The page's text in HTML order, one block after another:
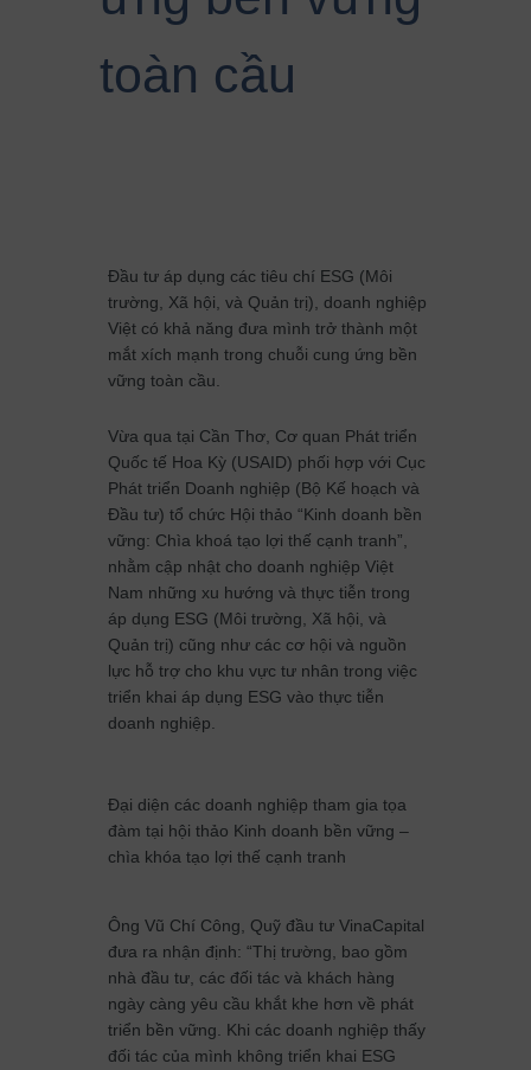
toàn cầu
Đầu tư áp dụng các tiêu chí ESG (Môi
trường, Xã hội, và Quản trị), doanh nghiệp
Việt có khả năng đưa mình trở thành một
mắt xích mạnh trong chuỗi cung ứng bền
vững toàn cầu.
Vừa qua tại Cần Thơ, Cơ quan Phát triển
Quốc tế Hoa Kỳ (USAID) phối hợp với Cục
Phát triển Doanh nghiệp (Bộ Kế hoạch và
Đầu tư) tổ chức Hội thảo “Kinh doanh bền
vững: Chìa khoá tạo lợi thế cạnh tranh”,
nhằm cập nhật cho doanh nghiệp Việt
Nam những xu hướng và thực tiễn trong
áp dụng ESG (Môi trường, Xã hội, và
Quản trị) cũng như các cơ hội và nguồn
lực hỗ trợ cho khu vực tư nhân trong việc
triển khai áp dụng ESG vào thực tiễn
doanh nghiệp.
Đại diện các doanh nghiệp tham gia tọa
đàm tại hội thảo Kinh doanh bền vững –
chìa khóa tạo lợi thế cạnh tranh
Ông Vũ Chí Công, Quỹ đầu tư VinaCapital
đưa ra nhận định: “Thị trường, bao gồm
nhà đầu tư, các đối tác và khách hàng
ngày càng yêu cầu khắt khe hơn về phát
triển bền vững. Khi các doanh nghiệp thấy
đối tác của mình không triển khai ESG